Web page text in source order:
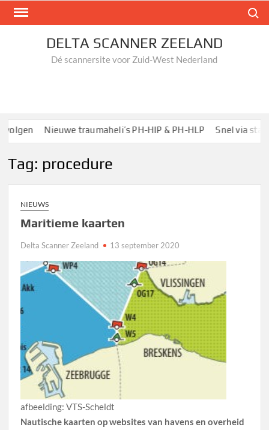
Zoek
DELTA SCANNER ZEELAND
Dé scannersite voor Zuid-West Nederland
Nieuwe traumaheli’s PH-HIP & PH-HLP Snel via
Tag: procedure
NIEUWS
Maritieme kaarten
Delta Scanner Zeeland 13 september 2020
afbeelding: VTS-Scheldt
Nautische kaarten op websites van havens en overheid